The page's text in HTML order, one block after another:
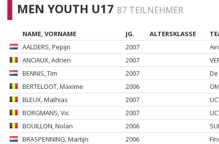
MEN YOUTH U17 87 TEILNEHMER
NAME, VORNAME JG. ALTERSKLASSE
AALDERS, Pepijn 2007
ANCIAUX, Adrien 2007
BENNIS, Tim 2007
BERTELOOT, Maxime 2006
BLEUX, Mathias 2007
BORGMANS, Vic 2007
BOUILLON, Nolan 2006
BRASPENNING, Martijn 2006